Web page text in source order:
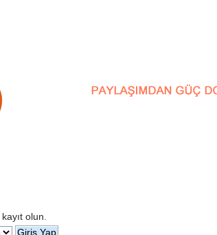
kayıt olun